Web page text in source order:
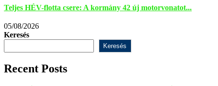
Teljes HÉV-flotta csere: A kormány 42 új motorvonatot...
05/08/2026
Keresés
Keresés
Recent Posts